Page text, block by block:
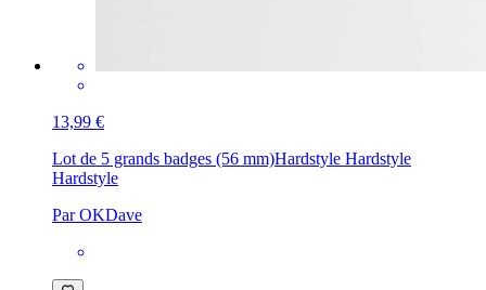
13,99 €
Lot de 5 grands badges (56 mm)Hardstyle Hardstyle
Hardstyle
Par OKDave